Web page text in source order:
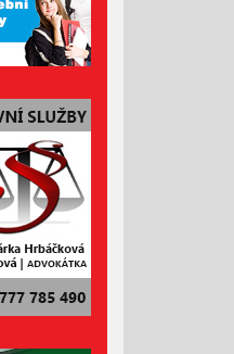
Únor 2026
Leden 2026
Listopad 2025
Říjen 2025
Září 2025
Srpen 2025
Červenec 2025
Červen 2025
Květen 2025